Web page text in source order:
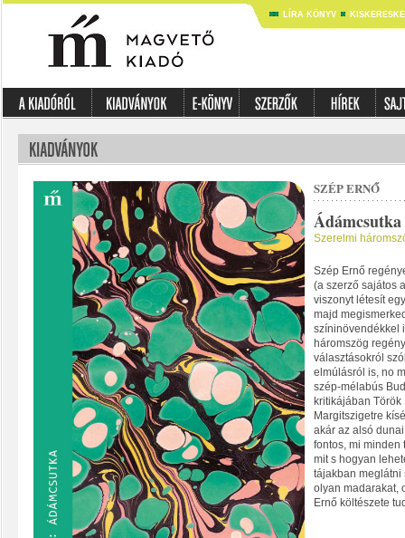
LÍRA KÖNYV
SZÉP ERNŐ
Ádámcsutka
Szerelmi
Szép Ernő
(a szerző sajátos
viszonyt létesít
majd
színinövendékkel
háromszög
választásokról
elmúlásról is, no
szép-mélabús
kritikájában
Margitszigetre
akár az alsó
fontos, mi minden
mit s hogyan
tájakban meglátni
olyan madarakat,
Ernő költészete